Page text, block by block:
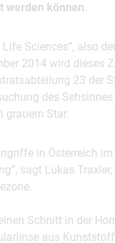
werden können.
Sciences”, also
2014 wird dieses
23 der
des
grauem Star.
in Österreich
sagt Lukas
Schnitt in der
aus